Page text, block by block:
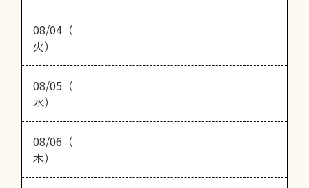
08/04（
火）
08/05（
水）
08/06（
木）